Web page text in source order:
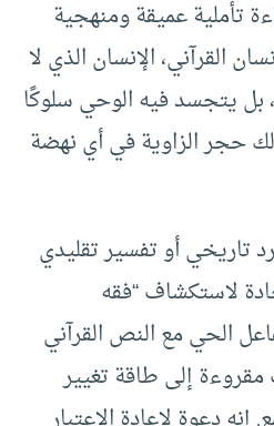
تأملية عميقة ومنهجية
القرآني، الإنسان الذي لا
بل يتجسد فيه الوحي سلوكًا
حجر الزاوية في أي نهضة
تاريخي أو تفسير تقليدي
لاستكشاف “فقه
الحي مع النص القرآني
إلى طاقة تغيير